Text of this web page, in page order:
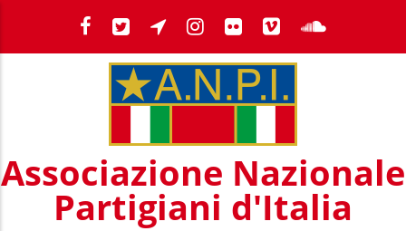
contenuto
Associazione Nazionale
Partigiani d'Italia